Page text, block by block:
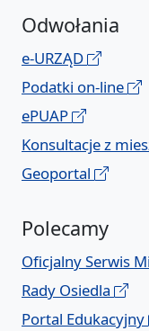
Odwołania
e-URZĄD
Podatki on-line
ePUAP
Konsultacje z
Geoportal
Polecamy
Oficjalny Serwis
Rady Osiedla
Portal Edukacyjny